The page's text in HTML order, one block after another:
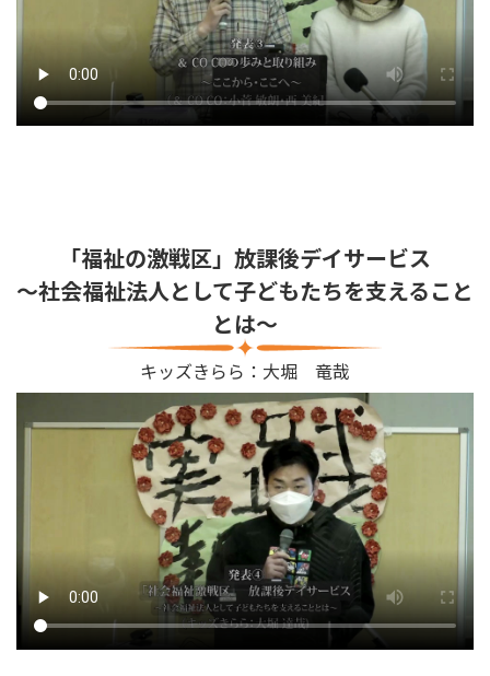
「福祉の激戦区」放課後デイサービス
～社会福祉法人として子どもたちを支えること
とは～
キッズきらら：大堀 竜哉